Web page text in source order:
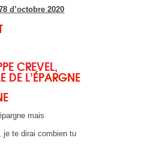
d’octobre 2020
CREVEL,
DE L’ÉPARGNE
mais
je te dirai combien tu